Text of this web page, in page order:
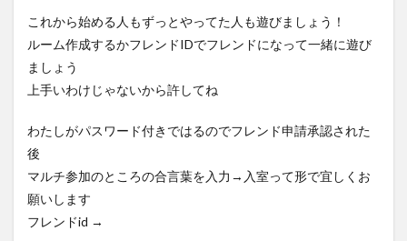
これから始める人もずっとやってた人も遊びましょう！
ルーム作成するかフレンドIDでフレンドになって一緒に遊び
ましょう
上手いわけじゃないから許してね
わたしがパスワード付きではるのでフレンド申請承認された
後
マルチ参加のところの合言葉を入力→入室って形で宜しくお
願いします
フレンドid →